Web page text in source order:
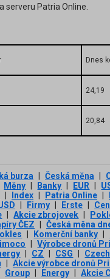
serveru Patria Online.
Dnes
24,19
20,84
burza Česká měna
Měny Banky EUR
Index Patria Online
Firmy Erste
Akcie zbrojovek
ČEZ
Česká měna
Komerční banky
Výrobce dronů
CZ CSG
Akcie výrobce dronů
Group Energy Akcie